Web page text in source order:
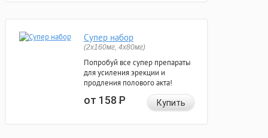
Супер набор
(2х160мг, 4х80мг)
Попробуй все супер препараты
для усиления эрекции и
продления полового акта!
от 158Р Купить